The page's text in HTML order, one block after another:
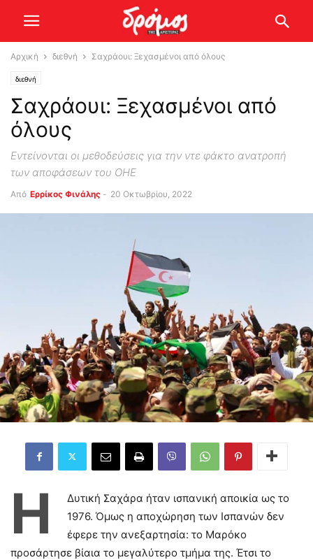
Αρχική διεθνή Σαχράουι: Ξεχασμένοι από όλους
διεθνή
Σαχράουι: Ξεχασμένοι από
όλους
Εντείνονται οι μεθοδεύσεις για την ντε φάκτο ανατροπή
των αποφάσεων του ΟΗΕ
Από Ερρίκος Φινάλης - 20 Οκτωβρίου, 2022
Η
Δυτική Σαχάρα ήταν ισπανική αποικία ως το
1976. Όμως η αποχώρηση των Ισπανών δεν
έφερε την ανεξαρτησία: το Μαρόκο
προσάρτησε βίαια το μεγαλύτερο τμήμα της. Έτσι το